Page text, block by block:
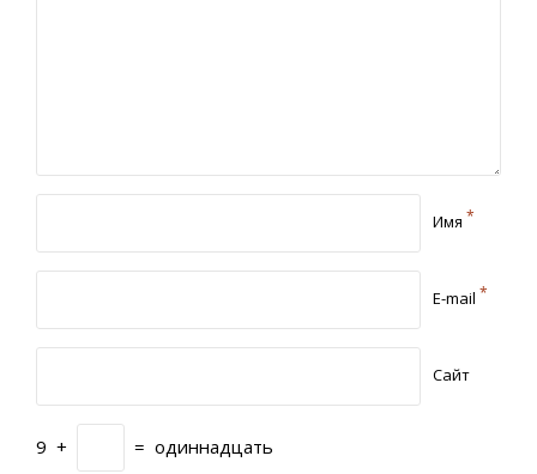
Имя *
E-mail *
Сайт
9 + = одиннадцать